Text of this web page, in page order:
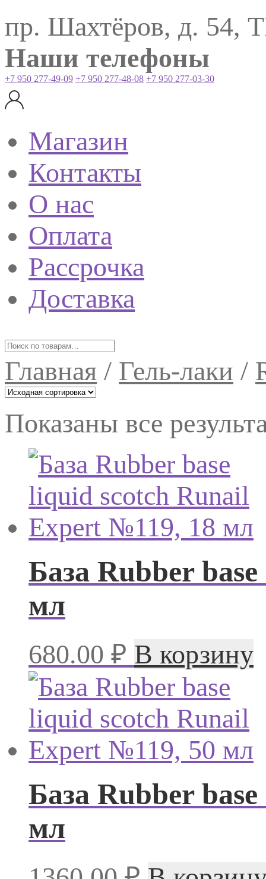
пр. Шахтёров, д. 54,
Наши телефоны
+7 950 277-49-09 +7 950 277-48-08 +7 950 277-03-30
Магазин
Контакты
О нас
Оплата
Рассрочка
Доставка
Главная / Гель-лаки /
Показаны все
База Rubber
мл
680.00 ₽ В корзину
База Rubber
мл